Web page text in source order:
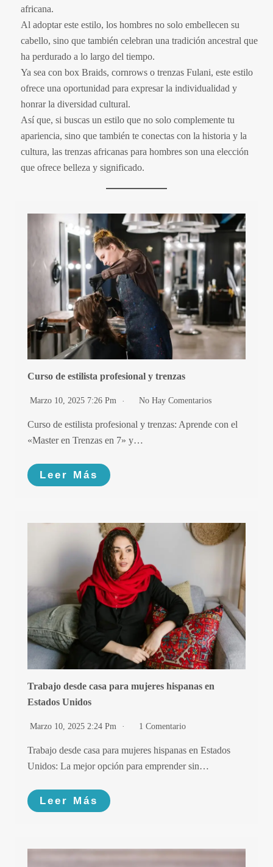
africana.
Al adoptar este estilo, los hombres no solo embellecen su
cabello, sino que también celebran una tradición ancestral que
ha perdurado a lo largo del tiempo.
Ya sea con box Braids, cornrows o trenzas Fulani, este estilo
ofrece una oportunidad para expresar la individualidad y
honrar la diversidad cultural.
Así que, si buscas un estilo que no solo complemente tu
apariencia, sino que también te conectas con la historia y la
cultura, las trenzas africanas para hombres son una elección
que ofrece belleza y significado.
Curso de estilista profesional y trenzas
Marzo 10, 2025 7:26 Pm No Hay Comentarios
Curso de estilista profesional y trenzas: Aprende con el
«Master en Trenzas en 7» y…
Leer Más
Trabajo desde casa para mujeres hispanas en
Estados Unidos
Marzo 10, 2025 2:24 Pm 1 Comentario
Trabajo desde casa para mujeres hispanas en Estados
Unidos: La mejor opción para emprender sin…
Leer Más